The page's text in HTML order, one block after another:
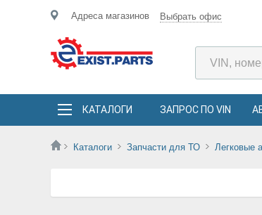
Адреса магазинов Выбрать офис
КАТАЛОГИ ЗАПРОС ПО VIN
Каталоги Запчасти для ТО Легковые